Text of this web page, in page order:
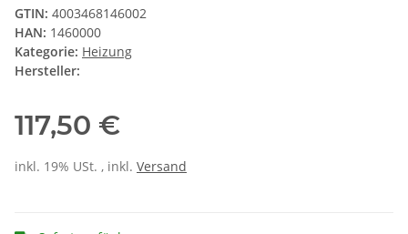
GTIN: 4003468146002
HAN: 1460000
Kategorie: Heizung
Hersteller:
117,50 €
inkl. 19% USt. , inkl. Versand